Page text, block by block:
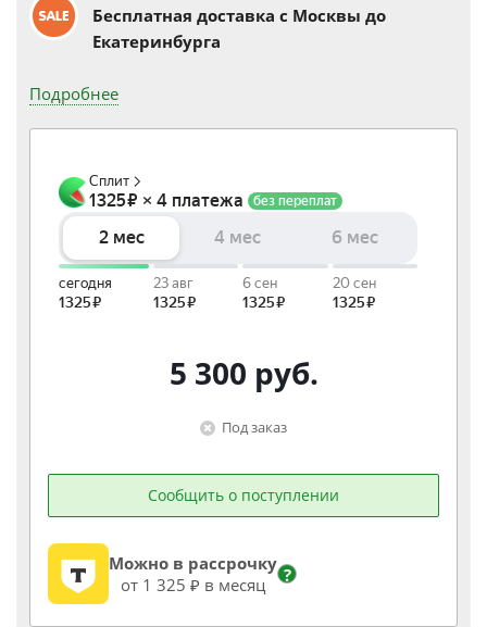
Бесплатная доставка c Москвы до
Екатеринбурга
Подробнее
5 300 руб.
Под заказ
Сообщить о поступлении
Можно в рассрочку
от 1 325 ₽ в месяц
?